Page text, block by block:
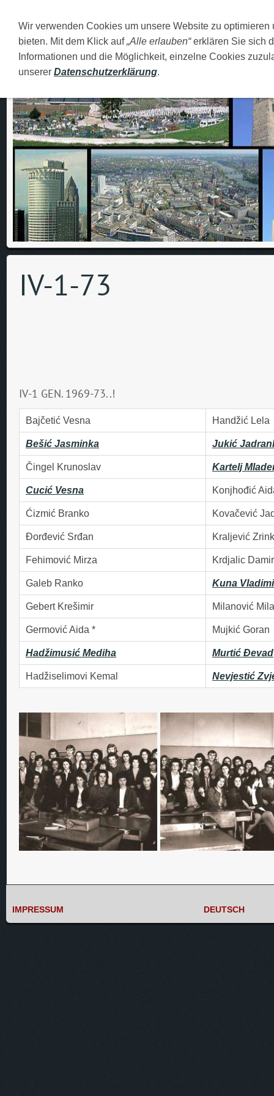
DEUTSCH O MENI FAMILIJA MOJI GRADOVI
IV-1-73
IV-1 GEN. 1969-73..!
Bajčetić Vesna Handžić Lela
Bešić Jasminka Jukić
Čingel Krunoslav Kartelj
Cucić Vesna Konjhođić
Ćizmić Branko Kovačević
Đorđević Srđan Kraljević
Fehimović Mirza Krdjalic
Galeb Ranko Kuna
Gebert Krešimir Milanović
Germović Aida * Mujkić Goran
Hadžimusić Mediha Murtić Đevad
Hadžiselimovi Kemal Nevjestić
IMPRESSUM DEUTSCH
Wir verwenden Cookies um unsere Website zu
bieten. Mit dem Klick auf„Alle erlauben“erklären Sie sich
Informationen und die Möglichkeit, einzelne Cookies
unserer Datenschutzerklärung.